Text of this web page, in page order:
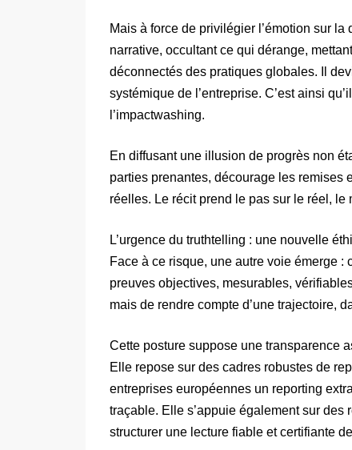
Mais à force de privilégier l’émotion sur
narrative, occultant ce qui dérange,
déconnectés des pratiques globales. Il
systémique de l’entreprise. C’est ainsi
l’impactwashing.
En diffusant une illusion de progrès non
parties prenantes, décourage les remises
réelles. Le récit prend le pas sur le réel, le
L’urgence du truthtelling : une nouvelle
Face à ce risque, une autre voie émerge
preuves objectives, mesurables,
mais de rendre compte d’une trajectoire,
Cette posture suppose une transparence
Elle repose sur des cadres robustes de
entreprises européennes un reporting
traçable. Elle s’appuie également sur
structurer une lecture fiable et certifiante